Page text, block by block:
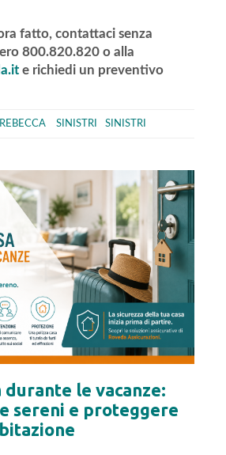
fatto, contattaci senza
800.820.820 o alla
e richiedi un preventivo
REBECCA SINISTRI SINISTRI
durante le vacanze:
sereni e proteggere